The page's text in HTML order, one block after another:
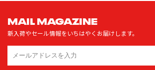
MAIL MAGAZINE
新入荷やセール情報をいちはやくお届けします。